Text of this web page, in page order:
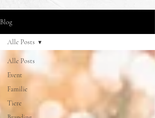
Blog
Alle Posts
Event
Familie
Tiere
Alle Posts